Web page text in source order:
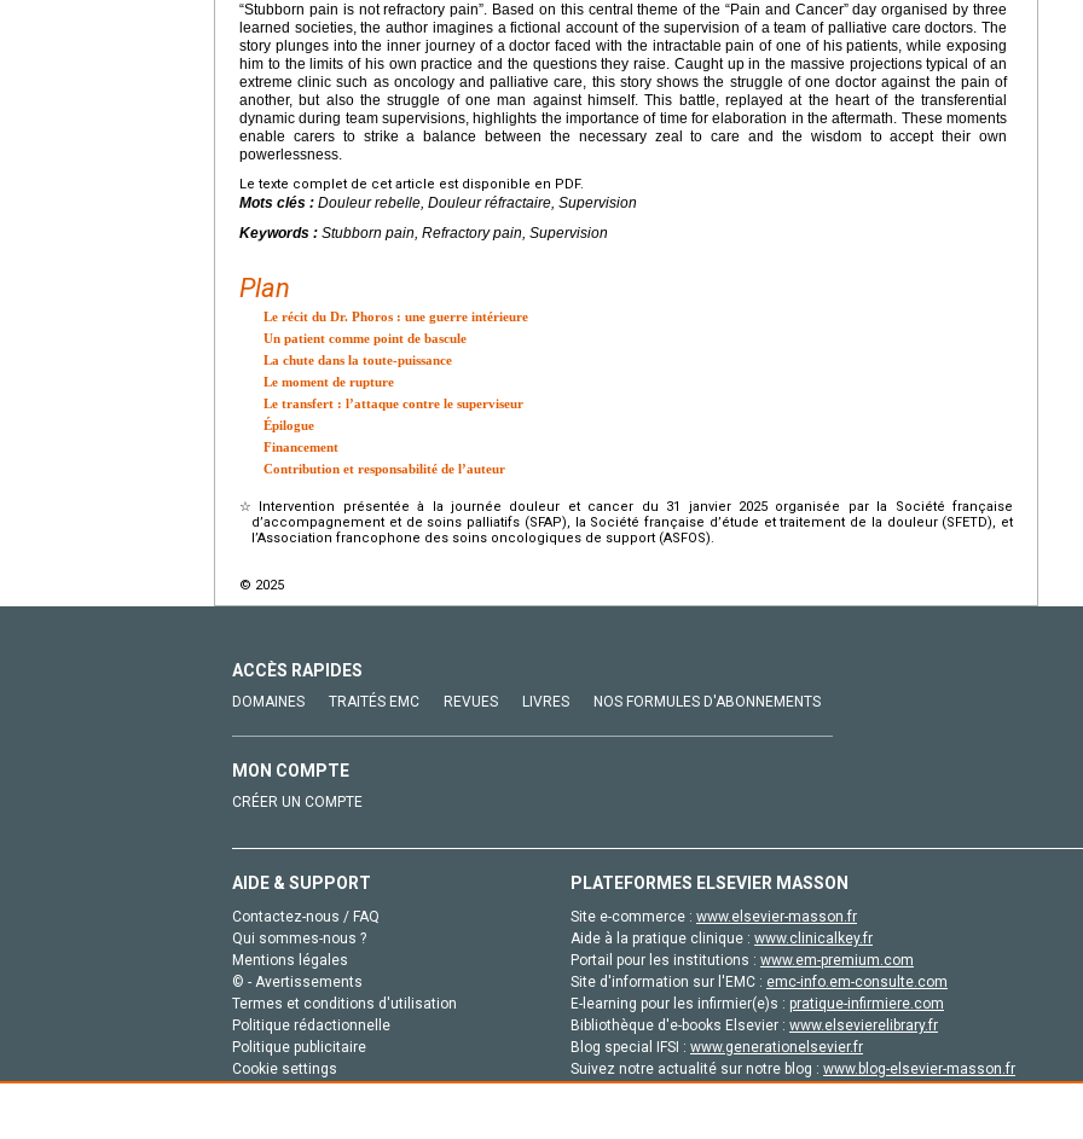
“Stubborn pain is not refractory pain”. Based on this central theme of the “Pain and Cancer” day organised by three
learned societies, the author imagines a fictional account of the supervision of a team of palliative care doctors. The
story plunges into the inner journey of a doctor faced with the intractable pain of one of his patients, while exposing
him to the limits of his own practice and the questions they raise. Caught up in the massive projections typical of an
extreme clinic such as oncology and palliative care, this story shows the struggle of one doctor against the pain of
another, but also the struggle of one man against himself. This battle, replayed at the heart of the transferential
dynamic during team supervisions, highlights the importance of time for elaboration in the aftermath. These moments
enable carers to strike a balance between the necessary zeal to care and the wisdom to accept their own
powerlessness.
Le texte complet de cet article est disponible en PDF.
Mots clés : Douleur rebelle, Douleur réfractaire, Supervision
Keywords : Stubborn pain, Refractory pain, Supervision
Plan
Le récit du Dr. Phoros : une guerre intérieure
Un patient comme point de bascule
La chute dans la toute-puissance
Le moment de rupture
Le transfert : l’attaque contre le superviseur
Épilogue
Financement
Contribution et responsabilité de l’auteur
☆
Intervention présentée à la journée douleur et cancer du 31 janvier 2025 organisée par la Société française
d’accompagnement et de soins palliatifs (SFAP), la Société française d’étude et traitement de la douleur (SFETD), et
l’Association francophone des soins oncologiques de support (ASFOS).
© 2025
ACCÈS RAPIDES
DOMAINES TRAITÉS EMC REVUES LIVRES NOS FORMULES D'ABONNEMENTS
MON COMPTE
CRÉER UN COMPTE
AIDE & SUPPORT
Contactez-nous / FAQ
Qui sommes-nous ?
Mentions légales
© - Avertissements
Termes et conditions d'utilisation
Politique rédactionnelle
Politique publicitaire
Cookie settings
PLATEFORMES ELSEVIER MASSON
Site e-commerce : www.elsevier-masson.fr
Aide à la pratique clinique : www.clinicalkey.fr
Portail pour les institutions : www.em-premium.com
Site d'information sur l'EMC : emc-info.em-consulte.com
E-learning pour les infirmier(e)s : pratique-infirmiere.com
Bibliothèque d'e-books Elsevier : www.elsevierelibrary.fr
Blog special IFSI : www.generationelsevier.fr
Suivez notre actualité sur notre blog : www.blog-elsevier-masson.fr